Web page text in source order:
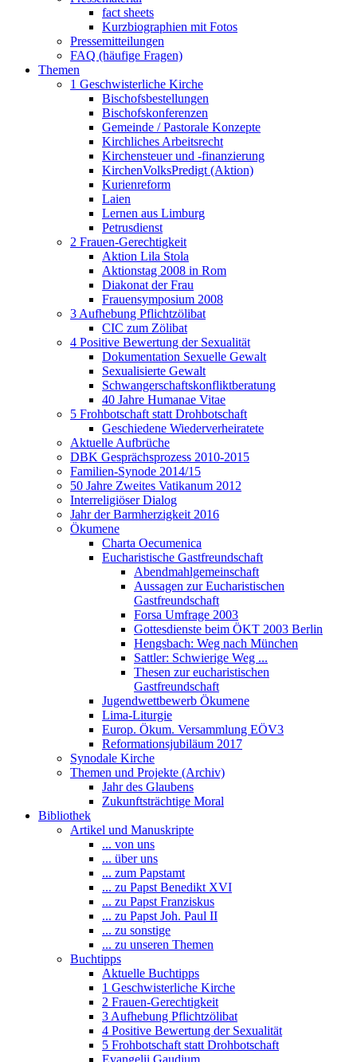
fact sheets
Kurzbiographien mit Fotos
Pressemitteilungen
FAQ (häufige Fragen)
Themen
1 Geschwisterliche Kirche
Bischofsbestellungen
Bischofskonferenzen
Gemeinde / Pastorale Konzepte
Kirchliches Arbeitsrecht
Kirchensteuer und -finanzierung
KirchenVolksPredigt (Aktion)
Kurienreform
Laien
Lernen aus Limburg
Petrusdienst
2 Frauen-Gerechtigkeit
Aktion Lila Stola
Aktionstag 2008 in Rom
Diakonat der Frau
Frauensymposium 2008
3 Aufhebung Pflichtzölibat
CIC zum Zölibat
4 Positive Bewertung der Sexualität
Dokumentation Sexuelle Gewalt
Sexualisierte Gewalt
Schwangerschaftskonfliktberatung
40 Jahre Humanae Vitae
5 Frohbotschaft statt Drohbotschaft
Geschiedene Wiederverheiratete
Aktuelle Aufbrüche
DBK Gesprächsprozess 2010-2015
Familien-Synode 2014/15
50 Jahre Zweites Vatikanum 2012
Interreligiöser Dialog
Jahr der Barmherzigkeit 2016
Ökumene
Charta Oecumenica
Eucharistische Gastfreundschaft
Abendmahlgemeinschaft
Aussagen zur Eucharistischen
Gastfreundschaft
Forsa Umfrage 2003
Gottesdienste beim ÖKT 2003 Berlin
Hengsbach: Weg nach München
Sattler: Schwierige Weg ...
Thesen zur eucharistischen
Gastfreundschaft
Jugendwettbewerb Ökumene
Lima-Liturgie
Europ. Ökum. Versammlung EÖV3
Reformationsjubiläum 2017
Synodale Kirche
Themen und Projekte (Archiv)
Jahr des Glaubens
Zukunftsträchtige Moral
Bibliothek
Artikel und Manuskripte
... von uns
... über uns
... zum Papstamt
... zu Papst Benedikt XVI
... zu Papst Franziskus
... zu Papst Joh. Paul II
... zu sonstige
... zu unseren Themen
Buchtipps
Aktuelle Buchtipps
1 Geschwisterliche Kirche
2 Frauen-Gerechtigkeit
3 Aufhebung Pflichtzölibat
4 Positive Bewertung der Sexualität
5 Frohbotschaft statt Drohbotschaft
Evangelii Gaudium